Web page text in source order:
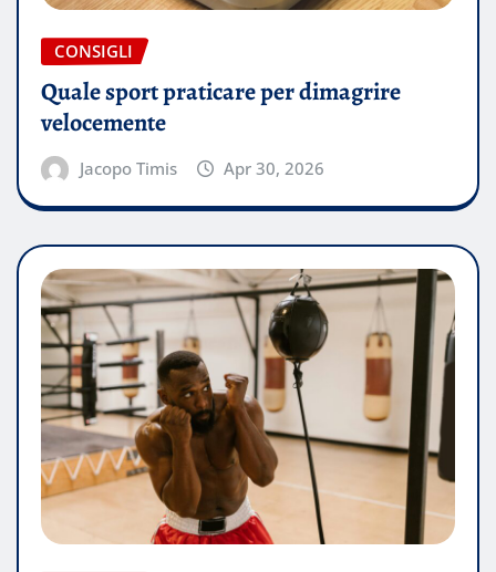
CONSIGLI
Quale sport praticare per dimagrire
velocemente
Jacopo Timis Apr 30, 2026